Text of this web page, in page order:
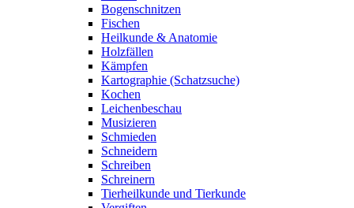
Bogenschnitzen
Fischen
Heilkunde & Anatomie
Holzfällen
Kämpfen
Kartographie (Schatzsuche)
Kochen
Leichenbeschau
Musizieren
Schmieden
Schneidern
Schreiben
Schreinern
Tierheilkunde und Tierkunde